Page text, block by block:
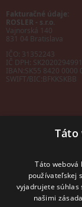
Fakturačné údaje:
ROSLER - s.r.o.
Vajnorská 140
831 04 Bratislava
IČO: 31352243
IČ DPH: SK2020294991
IBAN:SK55 8420 0000
SWIFT/BIC:BFKKSKBB
sales@rosler.sk
Regionálni
Západ a stred:
+421 903 728 402
Táto
Táto webová
používateľskej
vyjadrujete súhlas
našimi